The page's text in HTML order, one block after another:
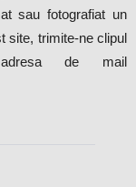
sau fotografiat un
site, trimite-ne clipul
de mail